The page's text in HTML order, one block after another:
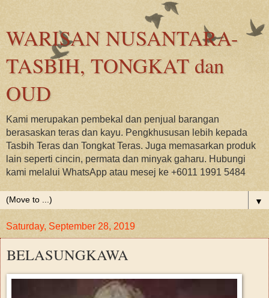
WARISAN NUSANTARA-
TASBIH, TONGKAT dan
OUD
Kami merupakan pembekal dan penjual barangan
berasaskan teras dan kayu. Pengkhususan lebih kepada
Tasbih Teras dan Tongkat Teras. Juga memasarkan produk
lain seperti cincin, permata dan minyak gaharu. Hubungi
kami melalui WhatsApp atau mesej ke +6011 1991 5484
▼
Saturday, September 28, 2019
BELASUNGKAWA